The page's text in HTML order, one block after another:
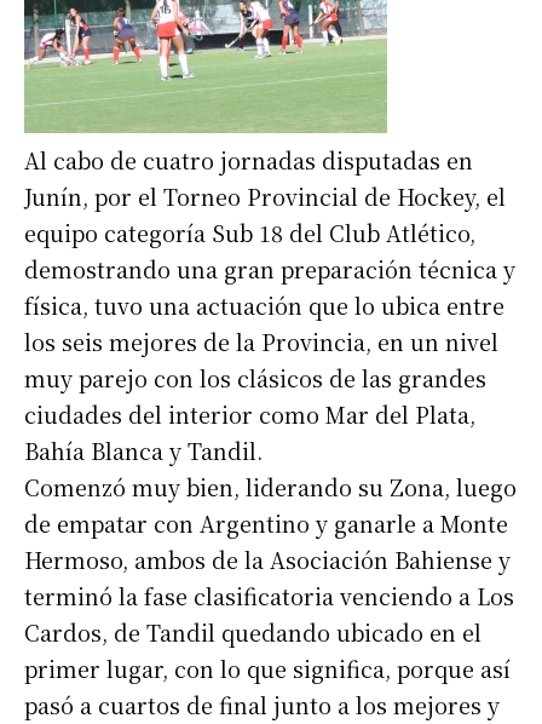
Al cabo de cuatro jornadas disputadas en
Junín, por el Torneo Provincial de Hockey, el
equipo categoría Sub 18 del Club Atlético,
demostrando una gran preparación técnica y
física, tuvo una actuación que lo ubica entre
los seis mejores de la Provincia, en un nivel
muy parejo con los clásicos de las grandes
ciudades del interior como Mar del Plata,
Bahía Blanca y Tandil.
Comenzó muy bien, liderando su Zona, luego
de empatar con Argentino y ganarle a Monte
Hermoso, ambos de la Asociación Bahiense y
terminó la fase clasificatoria venciendo a Los
Cardos, de Tandil quedando ubicado en el
primer lugar, con lo que significa, porque así
pasó a cuartos de final junto a los mejores y